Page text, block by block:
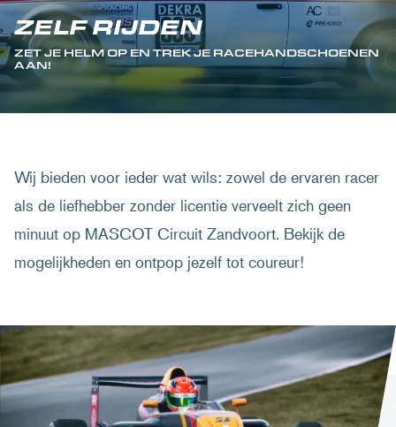
ZELF RIJDEN
ZET JE HELM OP EN TREK JE RACEHANDSCHOENEN
AAN!
Wij bieden voor ieder wat wils: zowel de ervaren racer
als de liefhebber zonder licentie verveelt zich geen
minuut op MASCOT Circuit Zandvoort. Bekijk de
mogelijkheden en ontpop jezelf tot coureur!